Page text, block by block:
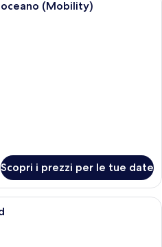
(Mobility)
Scopri i prezzi per le tue date
Un letto rifatto con lenzuola